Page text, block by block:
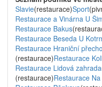
Slavie(restaurace)Sport
Restaurace a Vinárna U
Restaurace Bakus
Restaurace Beseda U
Restaurace Hraniční
(restaurace)Restaurace
Restaurace Lidová zahrada
(restaurace)Restaurace